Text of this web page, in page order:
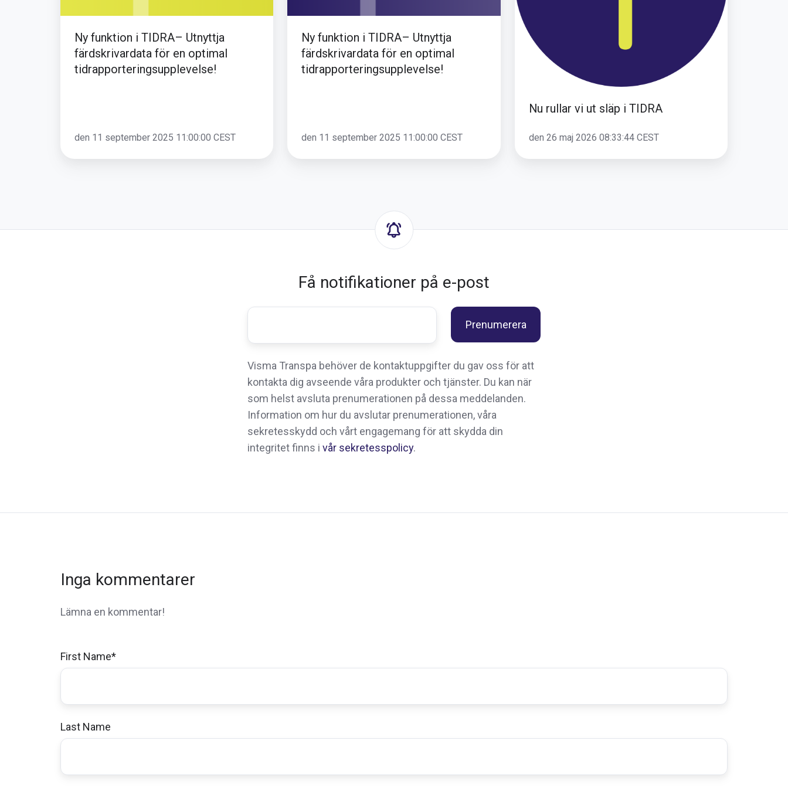
optimal
tidrapporteringsupplevelse!
Ny funktion i TIDRA– Utnyttja
färdskrivardata för en optimal
tidrapporteringsupplevelse!
den 11 september 2025 11:00:00 CEST
optimal
tidrapporteringsupplevelse!
Ny funktion i TIDRA– Utnyttja
färdskrivardata för en optimal
tidrapporteringsupplevelse!
den 11 september 2025 11:00:00 CEST
Nu rullar vi ut släp i TIDRA
den 26 maj 2026 08:33:44 CEST
Få notifikationer på e-post
Visma Transpa behöver de kontaktuppgifter du gav oss för att
kontakta dig avseende våra produkter och tjänster. Du kan när
som helst avsluta prenumerationen på dessa meddelanden.
Information om hur du avslutar prenumerationen, våra
sekretesskydd och vårt engagemang för att skydda din
integritet finns i vår sekretesspolicy.
Inga kommentarer
Lämna en kommentar!
First Name*
Last Name